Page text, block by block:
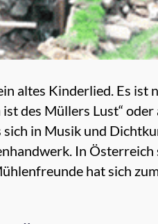
altes Kinderlied. Es ist
des Müllers Lust“
sich in Musik und
In Österreich
hat sich